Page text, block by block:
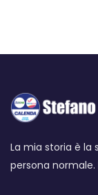
La mia storia è la
persona